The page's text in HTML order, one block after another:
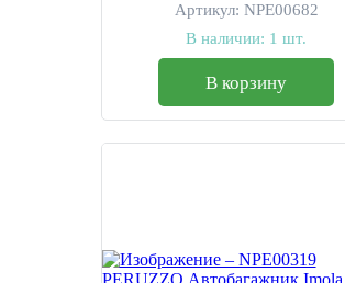
Артикул: NPE00682
В наличии: 1 шт.
В корзину